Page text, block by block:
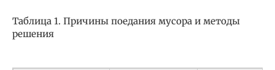
Таблица 1. Причины поедания мусора и методы
решения